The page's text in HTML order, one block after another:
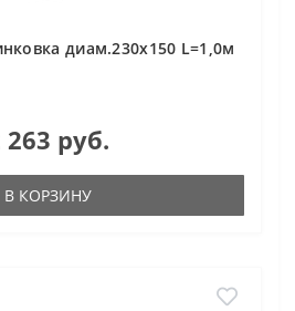
диам.230х150 L=1,0м
263 руб.
В КОРЗИНУ